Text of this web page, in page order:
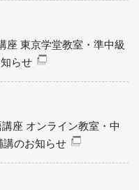
座 東京学堂教室・準中級
らせ
座 オンライン教室・中
講のお知らせ